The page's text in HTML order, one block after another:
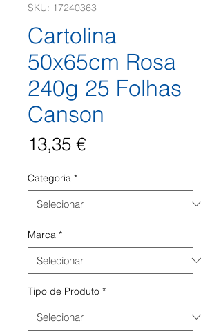
SKU: 17240363
Cartolina
50x65cm Rosa
240g 25 Folhas
Canson
13,35 €Preço
Categoria *
Marca *
Tipo de Produto *